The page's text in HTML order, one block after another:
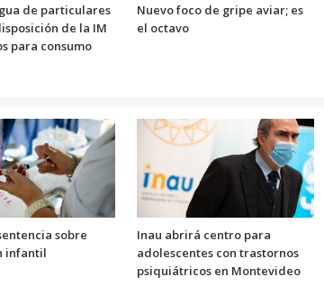
de particulares
de la IM
para consumo
Nuevo foco de gripe aviar; es
el octavo
sobre
infantil
Inau abrirá centro para
adolescentes con trastornos
psiquiátricos en Montevideo